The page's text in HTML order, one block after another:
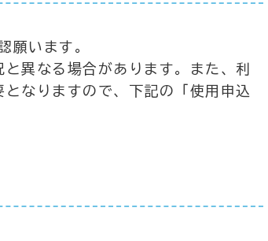
願います。
異なる場合があります。また、利
なりますので、下記の「使用申込